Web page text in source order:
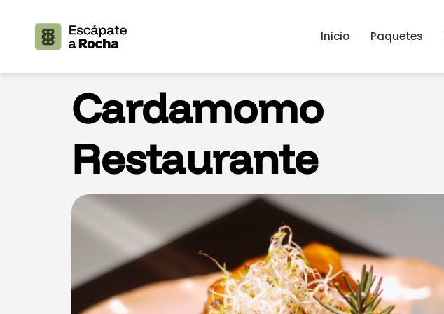
Inicio Paquetes
Cardamomo
Restaurante